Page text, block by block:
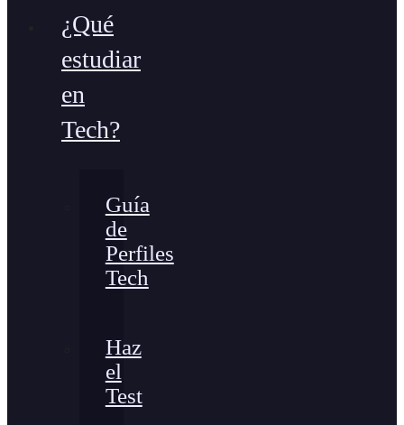
¿Qué
estudiar
en
Tech?
Guía
de
Perfiles
Tech
Haz
el
Test